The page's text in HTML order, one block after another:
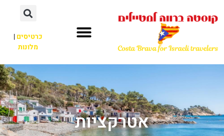
כרטיסים|
מלונות
אטרקציות